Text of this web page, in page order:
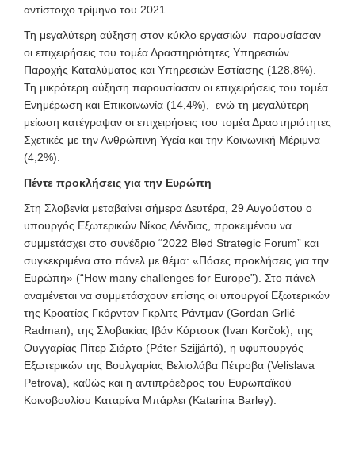
αντίστοιχο τρίμηνο του 2021.
Τη μεγαλύτερη αύξηση στον κύκλο εργασιών παρουσίασαν
οι επιχειρήσεις του τομέα Δραστηριότητες Υπηρεσιών
Παροχής Καταλύματος και Υπηρεσιών Εστίασης (128,8%).
Τη μικρότερη αύξηση παρουσίασαν οι επιχειρήσεις του τομέα
Ενημέρωση και Επικοινωνία (14,4%), ενώ τη μεγαλύτερη
μείωση κατέγραψαν οι επιχειρήσεις του τομέα Δραστηριότητες
Σχετικές με την Ανθρώπινη Υγεία και την Κοινωνική Μέριμνα
(4,2%).
Πέντε προκλήσεις για την Ευρώπη
Στη Σλοβενία μεταβαίνει σήμερα Δευτέρα, 29 Αυγούστου ο
υπουργός Εξωτερικών Νίκος Δένδιας, προκειμένου να
συμμετάσχει στο συνέδριο “2022 Bled Strategic Forum” και
συγκεκριμένα στο πάνελ με θέμα: «Πόσες προκλήσεις για την
Ευρώπη» (“How many challenges for Europe”). Στο πάνελ
αναμένεται να συμμετάσχουν επίσης οι υπουργοί Εξωτερικών
της Κροατίας Γκόρνταν Γκρλιτς Ράντμαν (Gordan Grlić
Radman), της Σλοβακίας Ιβάν Κόρτσοκ (Ivan Korčok), της
Ουγγαρίας Πίτερ Σιάρτο (Péter Szijjártó), η υφυπουργός
Εξωτερικών της Βουλγαρίας Βελισλάβα Πέτροβα (Velislava
Petrova), καθώς και η αντιπρόεδρος του Ευρωπαϊκού
Κοινοβουλίου Καταρίνα Μπάρλει (Katarina Barley).